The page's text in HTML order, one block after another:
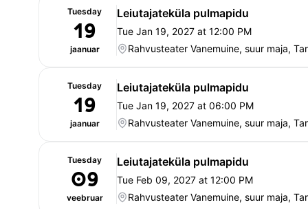
Tuesday
19
jaanuar
Leiutajateküla pulmapidu
Tue Jan 19, 2027 at 12:00 PM
Rahvusteater Vanemuine, suur maja,
Tuesday
19
jaanuar
Leiutajateküla pulmapidu
Tue Jan 19, 2027 at 06:00 PM
Rahvusteater Vanemuine, suur maja,
Tuesday
09
veebruar
Leiutajateküla pulmapidu
Tue Feb 09, 2027 at 12:00 PM
Rahvusteater Vanemuine, suur maja,